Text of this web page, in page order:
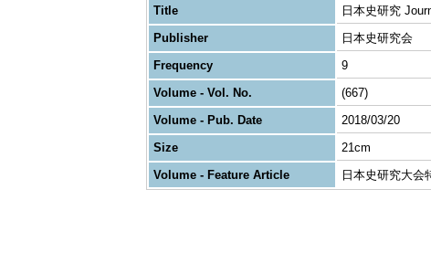
Title
日本史研究
Publisher
日本史研究会
Frequency
9
Volume - Vol. No.
(667)
Volume - Pub. Date
2018/03/20
Size
21cm
Volume - Feature Article
日本史研究大会